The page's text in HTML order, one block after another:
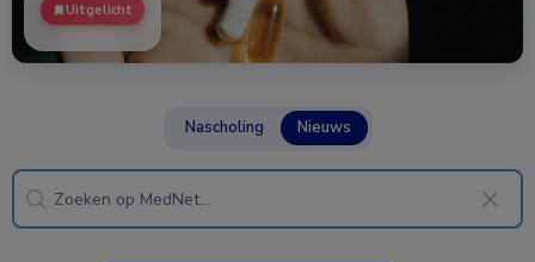
Uitgelicht
Nascholing Nieuws